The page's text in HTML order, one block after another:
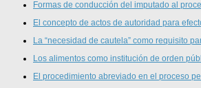
Formas de conducción del imputado al
El concepto de actos de autoridad para
La “necesidad de cautela” como requisito
Los alimentos como institución de orden
El procedimiento abreviado en el proceso